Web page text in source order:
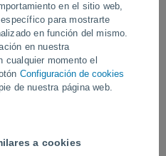
en el sitio web,
para mostrarte
en función del mismo.
en nuestra
cualquier momento el
Configuración de cookies
de nuestra página web.
a cookies
de reactivación en los últimos
poder en una erupción que ya
del año en el archipiélago.
Ayer